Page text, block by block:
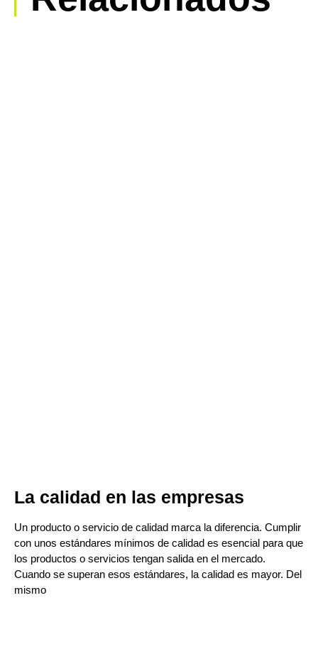
La calidad en las empresas
Un producto o servicio de calidad marca la diferencia. Cumplir
con unos estándares mínimos de calidad es esencial para que
los productos o servicios tengan salida en el mercado.
Cuando se superan esos estándares, la calidad es mayor. Del
mismo